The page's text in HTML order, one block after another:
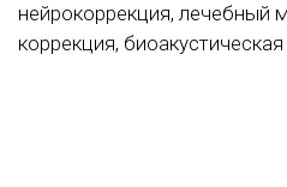
нейрокоррекция, лечебный
коррекция,